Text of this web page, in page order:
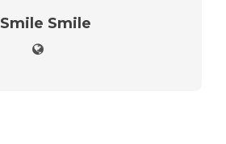
Smile Smile